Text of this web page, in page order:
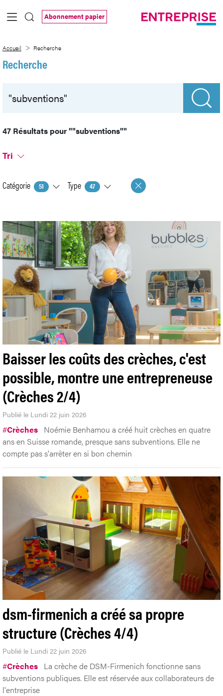
Saut au contenu principal
Abonnement papier
Accueil Recherche
Recherche
47 Résultats pour""subventions""
Tri
Catégorie 51 Type 47
Baisser les coûts des crèches, c'est
possible, montre une entrepreneuse
(Crèches 2/4)
Publié le Lundi 22 juin 2026
#Crèches Noémie Benhamou a créé huit crèches en quatre
ans en Suisse romande, presque sans subventions. Elle ne
compte pas s'arrêter en si bon chemin
dsm-firmenich a créé sa propre
structure (Crèches 4/4)
Publié le Lundi 22 juin 2026
#Crèches La crèche de DSM-Firmenich fonctionne sans
subventions publiques. Elle est réservée aux collaborateurs de
l'entreprise